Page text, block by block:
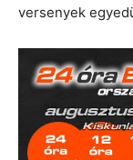
versenyek